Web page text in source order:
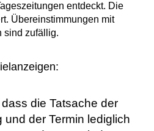
entdeckt. Die
Übereinstimmungen mit
sind zufällig.
die Tatsache der
und der Termin lediglich